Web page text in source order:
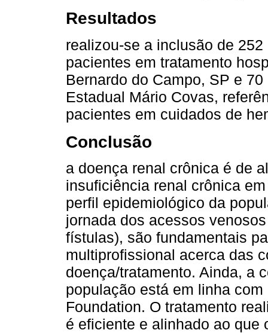
Resultados
realizou-se a inclusão de
pacientes em tratamento
Bernardo do Campo, SP e
Estadual Mário Covas,
pacientes em cuidados de
Conclusão
a doença renal crônica é de
insuficiência renal crônica
perfil epidemiológico da
jornada dos acessos
fístulas), são fundamentais
multiprofissional acerca das
doença/tratamento. Ainda, a
população está em linha
Foundation. O tratamento
é eficiente e alinhado ao que